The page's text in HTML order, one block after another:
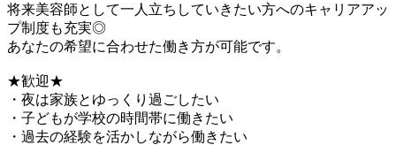
将来美容師として一人立ちしていきたい方へのキャリアアッ
プ制度も充実◎
あなたの希望に合わせた働き方が可能です。
★歓迎★
・夜は家族とゆっくり過ごしたい
・子どもが学校の時間帯に働きたい
・過去の経験を活かしながら働きたい